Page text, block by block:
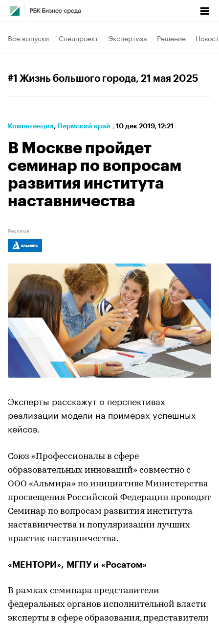
Все выпуски Спецпроект Экспертиза Решение
#1 Жизнь большого города, 21 мая 2025
Компетенция⁠, Пермский край , 10 дек 2019, 12:21
В Москве пройдет
семинар по вопросам
развития института
наставничества
Реклама:
Эксперты расскажут о перспективах
реализации модели на примерах успешных
кейсов.
Союз «Профессионалы в сфере
образовательных инноваций» совместно с
ООО «Альмира» по инициативе Министерства
просвещения Российской Федерации проводят
Семинар по вопросам развития института
наставничества и популяризации лучших
практик наставничества.
«МЕНТОРИ», МГПУ и «Росатом»
В рамках семинара представители
федеральных органов исполнительной власти
эксперты в сфере образования, представители